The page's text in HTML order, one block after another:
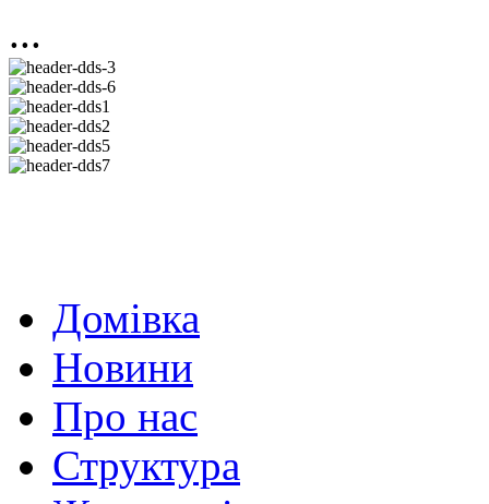
...
Домівка
Новини
Про нас
Структура